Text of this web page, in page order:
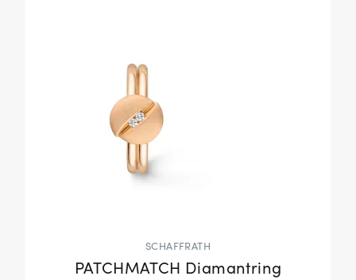
SCHAFFRATH
PATCHMATCH Diamantring